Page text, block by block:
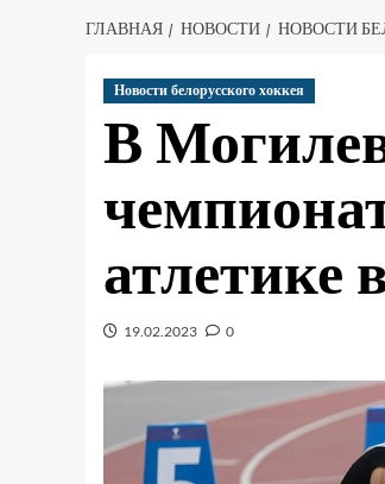
ГЛАВНАЯ НОВОСТИ НОВОСТИ
Новости белорусского хоккея
В
атлетике
19.02.2023 0